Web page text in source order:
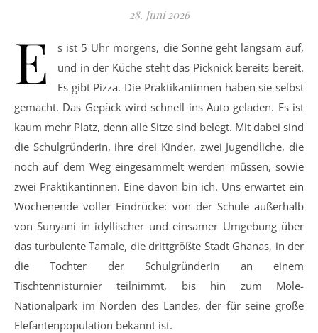
28. Juni 2026
E
s ist 5 Uhr morgens, die Sonne geht langsam auf,
und in der Küche steht das Picknick bereits bereit.
Es gibt Pizza. Die Praktikantinnen haben sie selbst
gemacht. Das Gepäck wird schnell ins Auto geladen. Es ist
kaum mehr Platz, denn alle Sitze sind belegt. Mit dabei sind
die Schulgründerin, ihre drei Kinder, zwei Jugendliche, die
noch auf dem Weg eingesammelt werden müssen, sowie
zwei Praktikantinnen. Eine davon bin ich. Uns erwartet ein
Wochenende voller Eindrücke: von der Schule außerhalb
von Sunyani in idyllischer und einsamer Umgebung über
das turbulente Tamale, die drittgrößte Stadt Ghanas, in der
die Tochter der Schulgründerin an einem
Tischtennisturnier teilnimmt, bis hin zum Mole-
Nationalpark im Norden des Landes, der für seine große
Elefantenpopulation bekannt ist.